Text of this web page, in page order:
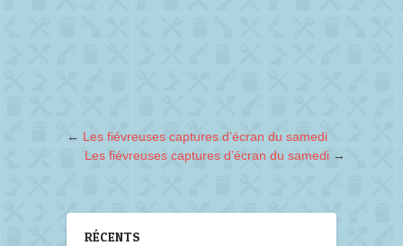
← Les fiévreuses captures d’écran du samedi
Les fiévreuses captures d’écran du samedi →
RÉCENTS